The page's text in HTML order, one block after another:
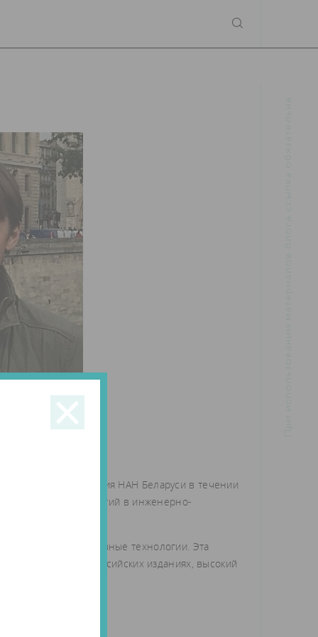
машиностроения НАН Беларуси в течении
предприятий в инженерно-
включая аддитивные технологии. Эта
авторитетных российских изданиях, высокий